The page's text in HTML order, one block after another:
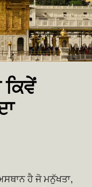
ਕਿਵੇਂ
ਹੈ ਜੋ ਮਨੁੱਖਤਾ,